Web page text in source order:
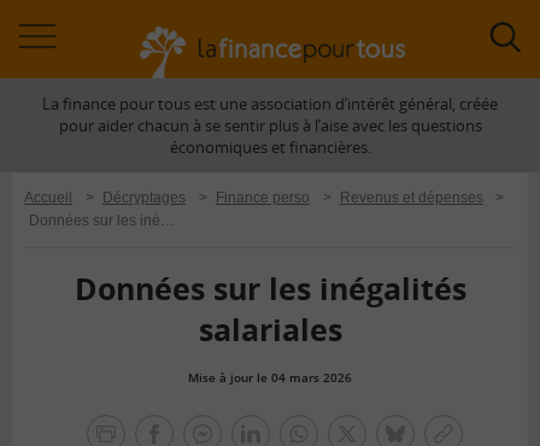
àLa finance pour tous est une association d’intérêt général, créée
pour aider chacun à se sentir plus à l’aise avec les questions
économiques et financières.
Accueil > Décryptages > Finance perso > Revenus et dépenses
>
Données sur les inégalités salariales
Données sur les inégalités
salariales
Mise à jour le 04 mars 2026